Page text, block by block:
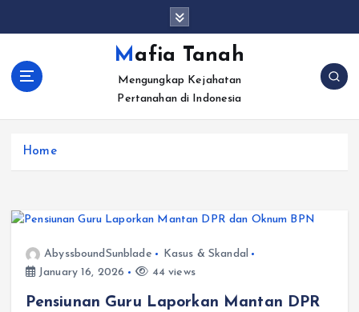
c
Mafia Tanah
Mengungkap Kejahatan
Pertanahan di Indonesia
Home
AbyssboundSunblade
Kasus & Skandal
January 16, 2026
44 views
Pensiunan Guru Laporkan Mantan DPR